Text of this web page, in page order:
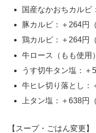
国産なかおちカルビ
豚カルビ：＋264円
鶏カルビ：＋264円
牛ロース（もも使用
うす切牛タン塩：＋
牛ヒレ切り落とし：
上タン塩：＋638円
【スープ・ごはん変更】